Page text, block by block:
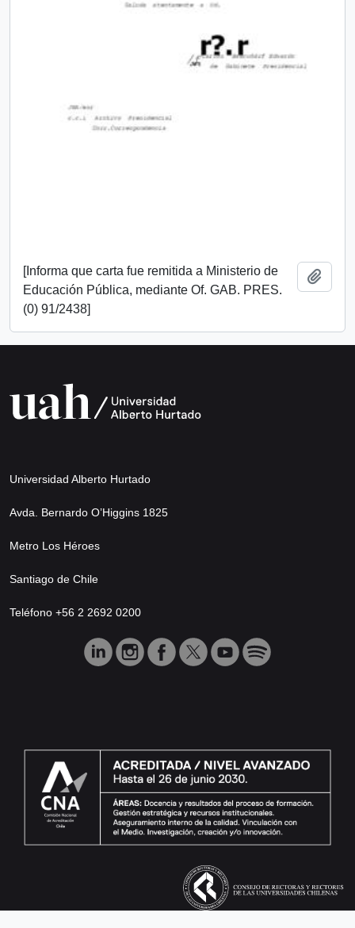
[Informa que carta fue remitida a Ministerio de
Educación Pública, mediante Of. GAB. PRES.
(0) 91/2438]
Universidad Alberto Hurtado
Avda. Bernardo O’Higgins 1825
Metro Los Héroes
Santiago de Chile
Teléfono +56 2 2692 0200